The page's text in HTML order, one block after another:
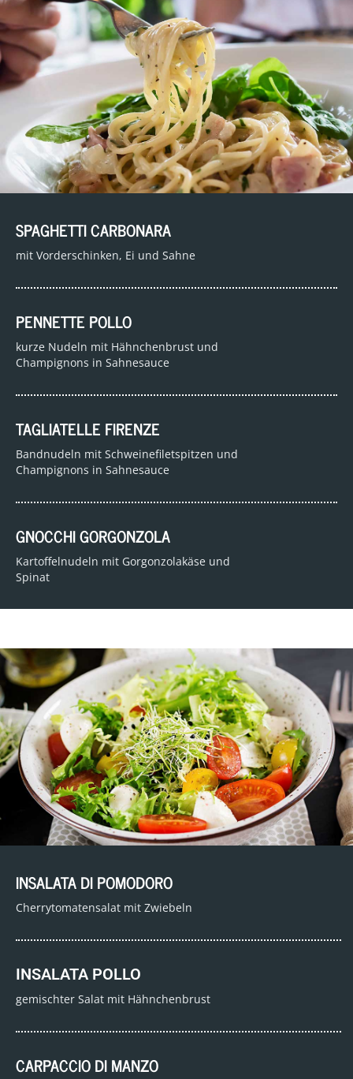
SPAGHETTI CARBONARA
mit Vorderschinken, Ei und Sahne
PENNETTE POLLO
kurze Nudeln mit Hähnchenbrust und
Champignons in Sahnesauce
TAGLIATELLE FIRENZE
Bandnudeln mit Schweinefiletspitzen und
Champignons in Sahnesauce
GNOCCHI GORGONZOLA
Kartoffelnudeln mit Gorgonzolakäse und
Spinat
INSALATA DI POMODORO
Cherrytomatensalat mit Zwiebeln
INSALATA POLLO
gemischter Salat mit Hähnchenbrust
CARPACCIO DI MANZO